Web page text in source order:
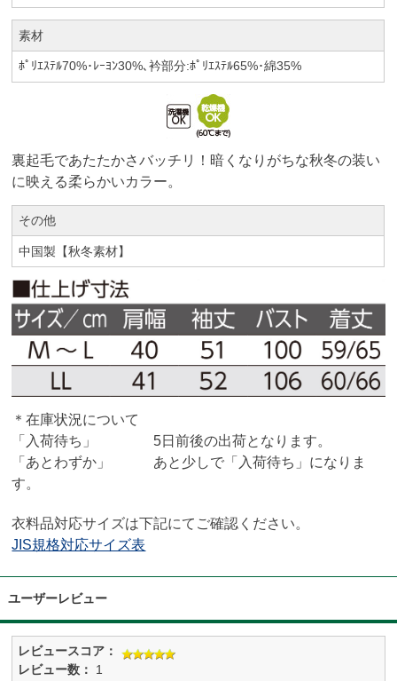
素材
ﾎﾟﾘｴｽﾃﾙ70%･ﾚｰﾖﾝ30%､衿部分:ﾎﾟﾘｴｽﾃﾙ65%･綿35%
裏起毛であたたかさバッチリ！暗くなりがちな秋冬の装い
に映える柔らかいカラー。
その他
中国製【秋冬素材】
＊在庫状況について
「入荷待ち」 5日前後の出荷となります。
「あとわずか」 あと少しで「入荷待ち」になりま
す。
衣料品対応サイズは下記にてご確認ください。
JIS規格対応サイズ表
ユーザーレビュー
レビュースコア：
レビュー数：
1